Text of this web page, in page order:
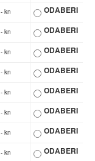
- kn ODABERI
- kn ODABERI
- kn ODABERI
- kn ODABERI
- kn ODABERI
- kn ODABERI
- kn ODABERI
- kn ODABERI